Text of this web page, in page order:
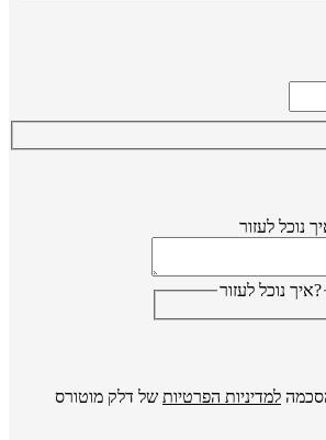
נוכל לעזור
נוכל לעזור
למדיניות הפרטיות של דלק מוטורס